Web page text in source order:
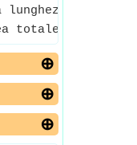
di
o la